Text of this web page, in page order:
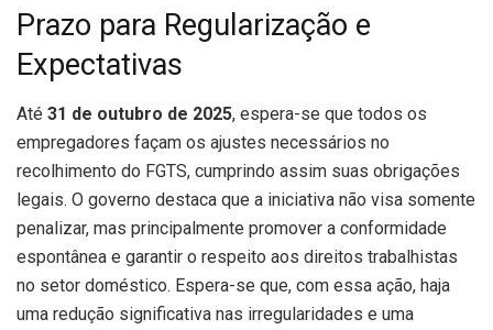
Prazo para Regularização e
Expectativas
Até 31 de outubro de 2025, espera-se que todos os
empregadores façam os ajustes necessários no
recolhimento do FGTS, cumprindo assim suas obrigações
legais. O governo destaca que a iniciativa não visa somente
penalizar, mas principalmente promover a conformidade
espontânea e garantir o respeito aos direitos trabalhistas
no setor doméstico. Espera-se que, com essa ação, haja
uma redução significativa nas irregularidades e uma